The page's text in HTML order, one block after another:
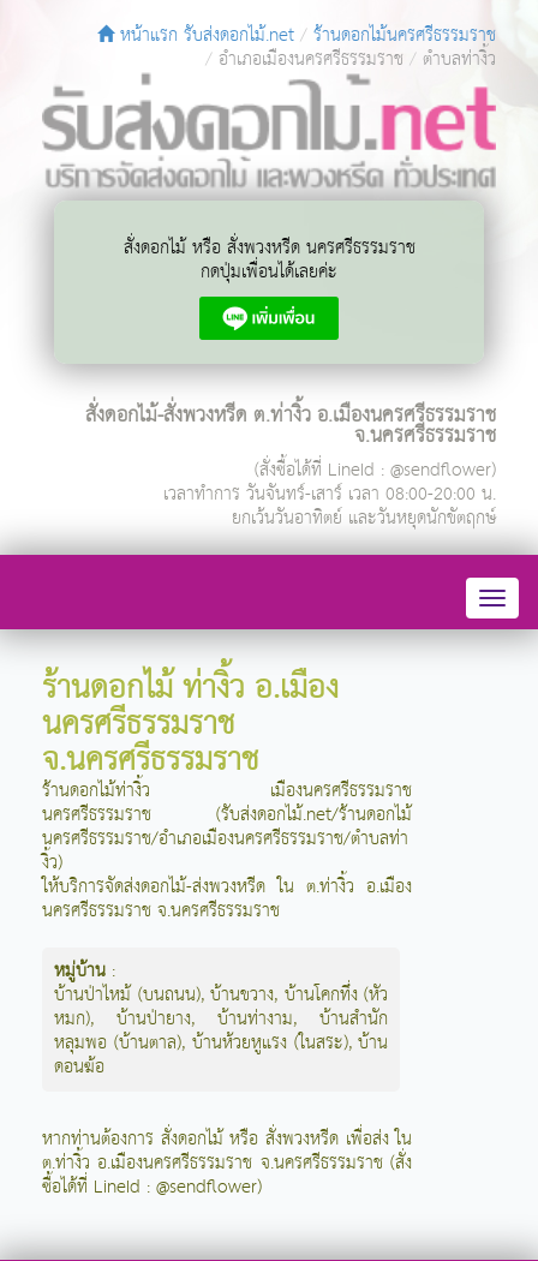
หน้าแรก รับส่งดอกไม้.net ร้านดอกไม้นครศรีธรรมราช
อำเภอเมืองนครศรีธรรมราช ตำบลท่างิ้ว
สั่งดอกไม้ หรือ สั่งพวงหรีด นครศรีธรรมราช
กดปุ่มเพื่อนได้เลยค่ะ
สั่งดอกไม้-สั่งพวงหรีด ต.ท่างิ้ว อ.เมืองนครศรีธรรมราช
จ.นครศรีธรรมราช
(สั่งซื้อได้ที่ LineId : @sendflower)
เวลาทำการ วันจันทร์-เสาร์ เวลา 08:00-20:00 น.
ยกเว้นวันอาทิตย์ และวันหยุดนักขัตฤกษ์
ร้านดอกไม้ ท่างิ้ว อ.เมือง
นครศรีธรรมราช
จ.นครศรีธรรมราช
ร้านดอกไม้ท่างิ้ว เมืองนครศรีธรรมราช
นครศรีธรรมราช (รับส่งดอกไม้.net/ร้านดอกไม้
นครศรีธรรมราช/อำเภอเมืองนครศรีธรรมราช/ตำบลท่า
งิ้ว)
ให้บริการจัดส่งดอกไม้-ส่งพวงหรีด ใน ต.ท่างิ้ว อ.เมือง
นครศรีธรรมราช จ.นครศรีธรรมราช
หมู่บ้าน :
บ้านป่าไหม้ (บนถนน),บ้านขวาง, บ้านโคกทึ่ง (หัว
หมก),บ้านป่ายาง,บ้านท่างาม,บ้านสำนัก
หลุมพอ (บ้านตาล), บ้านห้วยหูแรง (ในสระ),บ้าน
ดอนฆ้อ
หากท่านต้องการ สั่งดอกไม้ หรือ สั่งพวงหรีด เพื่อส่ง ใน
ต.ท่างิ้ว อ.เมืองนครศรีธรรมราช จ.นครศรีธรรมราช (สั่ง
ซื้อได้ที่ LineId : @sendflower)